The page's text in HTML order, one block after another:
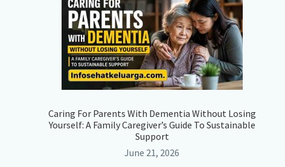
Caring For Parents With Dementia Without Losing
Yourself: A Family Caregiver’s Guide To Sustainable
Support
June 21, 2026